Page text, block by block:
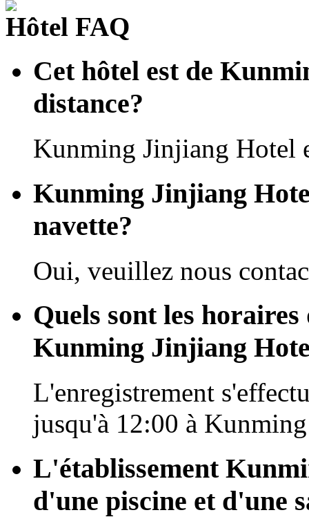
Hôtel FAQ
Cet hôtel est de
distance?
Kunming Jinjiang Hotel
Kunming Jinjiang
navette?
Oui, veuillez nous
Quels sont les
Kunming Jinjiang
L'enregistrement
jusqu'à 12:00 à
L'établissement
d'une piscine et d'une